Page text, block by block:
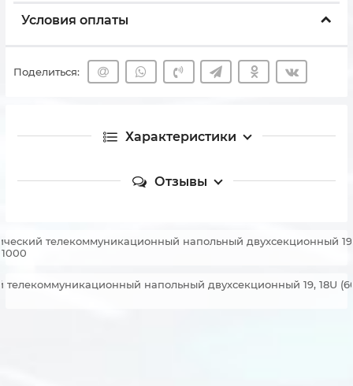
Условия оплаты
Поделиться:
Характеристики
Отзывы
телекоммуникационный напольный двухсекционный
напольный двухсекционный 19, 18U